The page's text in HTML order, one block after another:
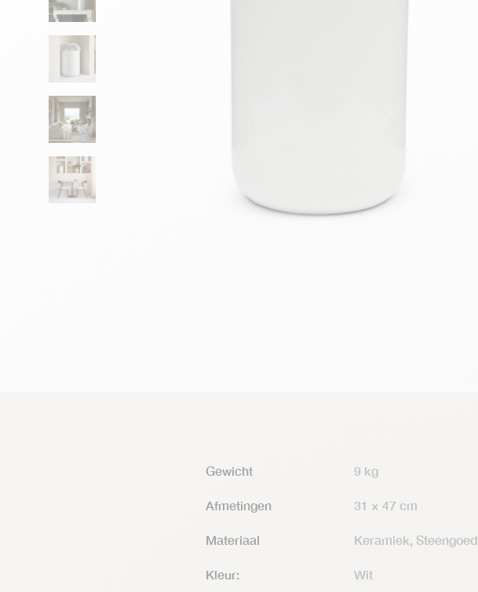
Gewicht 9 kg
Afmetingen 31 × 47 cm
Materiaal Keramiek, Steengoed
Kleur: Wit